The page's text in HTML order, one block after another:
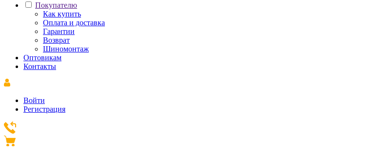
Покупателю
Как купить
Оплата и доставка
Гарантии
Возврат
Шиномонтаж
Оптовикам
Контакты
Войти
Регистрация